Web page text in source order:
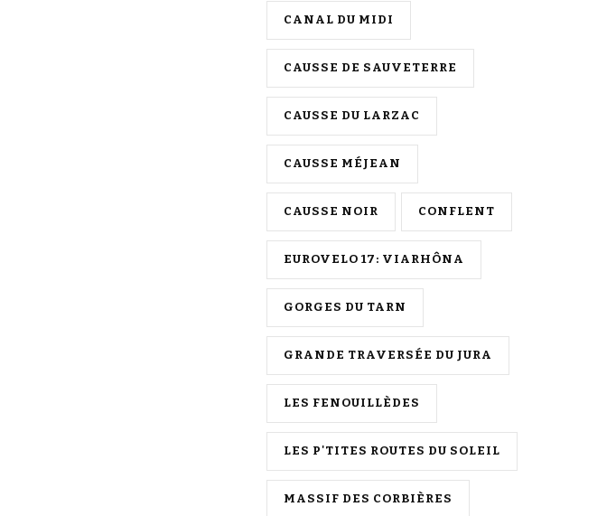
CANAL DU MIDI
CAUSSE DE SAUVETERRE
CAUSSE DU LARZAC
CAUSSE MÉJEAN
CAUSSE NOIR CONFLENT
EUROVELO 17: VIARHÔNA
GORGES DU TARN
GRANDE TRAVERSÉE DU JURA
LES FENOUILLÈDES
LES P'TITES ROUTES DU SOLEIL
MASSIF DES CORBIÈRES